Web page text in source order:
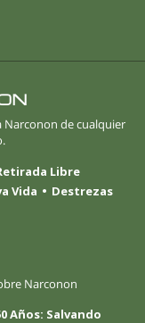
Narconon de cualquier
Libre
Vida
Destrezas
Narconon
Años: Salvando